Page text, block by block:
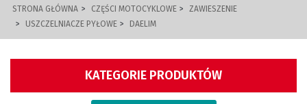
STRONA GŁÓWNA CZĘŚCI MOTOCYKLOWE
ZAWIESZENIE
USZCZELNIACZE PYŁOWE
DAELIM
KATEGORIE PRODUKTÓW